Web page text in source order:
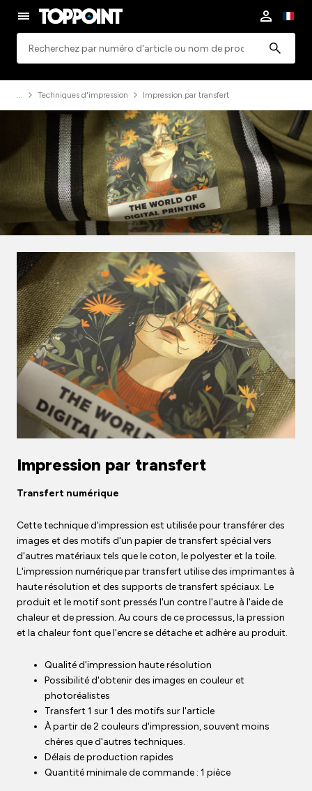
Techniques d'impression Impression par transfert
Impression par transfert
Transfert numérique
Cette technique d'impression est utilisée pour transférer des
images et des motifs d'un papier de transfert spécial vers
d'autres matériaux tels que le coton, le polyester et la toile.
L'impression numérique par transfert utilise des imprimantes à
haute résolution et des supports de transfert spéciaux. Le
produit et le motif sont pressés l'un contre l'autre à l'aide de
chaleur et de pression. Au cours de ce processus, la pression
et la chaleur font que l'encre se détache et adhère au produit.
Qualité d'impression haute résolution
Possibilité d'obtenir des images en couleur et
photoréalistes
Transfert 1 sur 1 des motifs sur l'article
À partir de 2 couleurs d'impression, souvent moins
chères que d'autres techniques.
Délais de production rapides
Quantité minimale de commande : 1 pièce